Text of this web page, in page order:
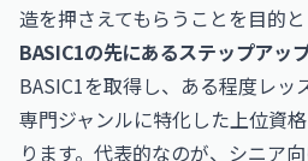
造を押さえてもらうことを目的と
BASIC1の先にあるステップアッ
BASIC1を取得し、ある程度レッ
専門ジャンルに特化した上位資
ります。代表的なのが、シニア